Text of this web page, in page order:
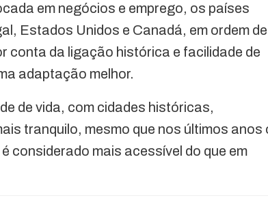
em negócios e emprego, os países
Estados Unidos e Canadá, em ordem de
conta da ligação histórica e facilidade de
adaptação melhor.
de vida, com cidades históricas,
tranquilo, mesmo que nos últimos anos
considerado mais acessível do que em